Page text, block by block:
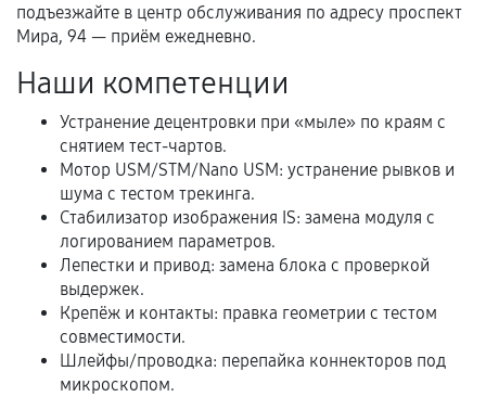
Акт выполненных работ с датой, перечнем
услуг и сроком гарантии.
Документы на установленные комплектующие
Расширенная гарантия
В некоторых случаях возможно оформление
расширенной гарантии. Стоимость, сроки и
условия продления согласовываются отдельно и
фиксируются в документах.
подъезжайте в центр обслуживания по адресу проспект
Мира, 94 — приём ежедневно.
Наши компетенции
Устранение децентровки при «мыле» по краям с
снятием тест-чартов.
Мотор USM/STM/Nano USM: устранение рывков и
шума с тестом трекинга.
Стабилизатор изображения IS: замена модуля с
логированием параметров.
Лепестки и привод: замена блока с проверкой
выдержек.
Крепёж и контакты: правка геометрии с тестом
совместимости.
Шлейфы/проводка: перепайка коннекторов под
микроскопом.